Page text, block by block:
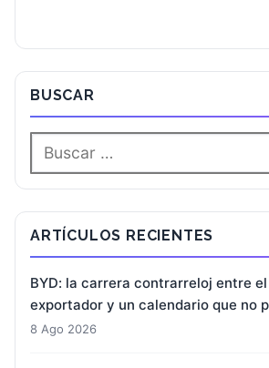
BUSCAR
ARTÍCULOS RECIENTES
BYD: la carrera contrarreloj entre
exportador y un calendario que no
8 Ago 2026